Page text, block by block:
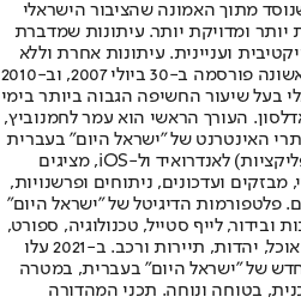
מתוך האמונה שהציבור הישראלי
יותר ומדויקת יותר. עיתונות שמדברת
ועניינית. עיתונות אחרת וללא
תשלום. המהדורה המודפסת הראשונה פורסמה ב-30 ביולי 2007, וב-2010
בעל שיעור החשיפה הגבוה ביותר בימי
העורך הראשי הוא עמר לחמנוביץ,
האינטרנט של "ישראל היום" בעברית
ובאנגלית, כמו כן היישומונים (אפליקציות) לאנדרואיד ול-iOS, מציגים
ועדכונים, ניתוחים ופרשנויות,
פלטפורמות הדיגיטל של "ישראל היום"
ובידור, לייף סטייל, טכנולוגיה, ספורט,
כלכלה וצרכנות, בריאות, חיילים, אוכל, יהדות, תיירות ורכב. ב-2021 עלו
של "ישראל היום" בעברית, במטרה
בטוחה ונוחה. תכני המהדורה